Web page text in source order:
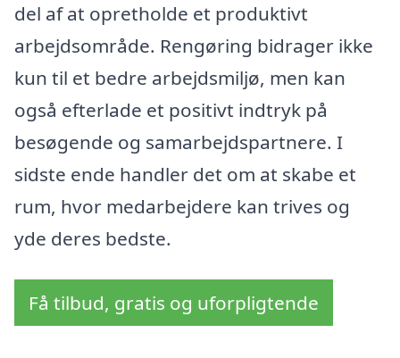
del af at opretholde et produktivt
arbejdsområde. Rengøring bidrager ikke
kun til et bedre arbejdsmiljø, men kan
også efterlade et positivt indtryk på
besøgende og samarbejdspartnere. I
sidste ende handler det om at skabe et
rum, hvor medarbejdere kan trives og
yde deres bedste.
Få tilbud, gratis og uforpligtende